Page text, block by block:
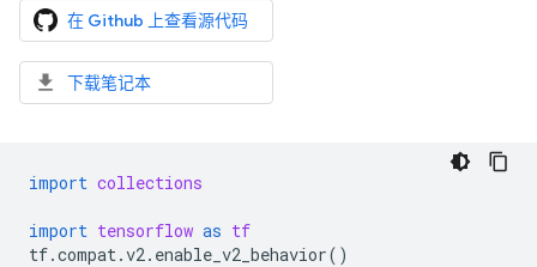
在 Github 上查看源代码
下载笔记本
import collections
import tensorflow as tf
tf.compat.v2. enable_v2_behavior()